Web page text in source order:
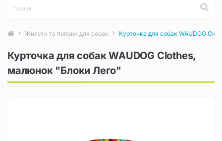
Жилети та попони для собак Курточка для собак WAUDOG
Курточка для собак WAUDOG Clothes,
малюнок "Блоки Лего"